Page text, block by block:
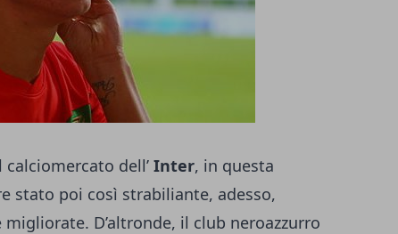
dell’ Inter, in questa
stato poi così strabiliante, adesso,
D’altronde, il club neroazzurro